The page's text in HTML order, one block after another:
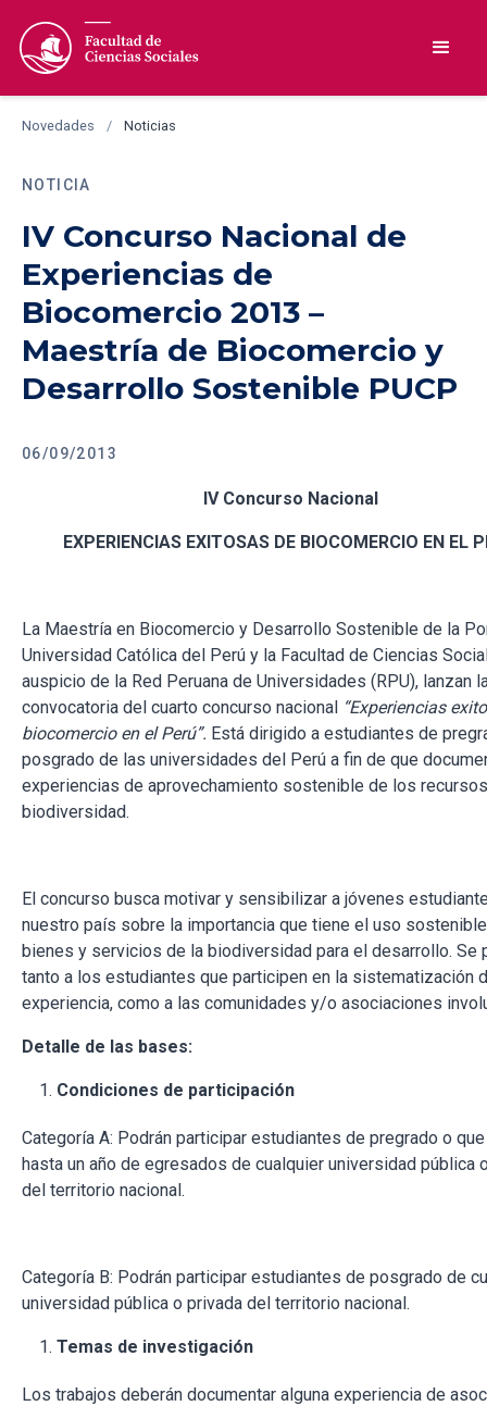
Novedades / Noticias
NOTICIA
IV Concurso Nacional de
Experiencias de
Biocomercio 2013 –
Maestría de Biocomercio y
Desarrollo Sostenible PUCP
06/09/2013
IV Concurso Nacional
EXPERIENCIAS EXITOSAS DE BIOCOMERCIO EN EL
La Maestría en Biocomercio y Desarrollo Sostenible de la
Universidad Católica del Perú y la Facultad de Ciencias
auspicio de la Red Peruana de Universidades (RPU), lanzan
convocatoria del cuarto concurso nacional “Experiencias
biocomercio en el Perú”. Está dirigido a estudiantes de
posgrado de las universidades del Perú a fin de que
experiencias de aprovechamiento sostenible de los
biodiversidad.
El concurso busca motivar y sensibilizar a jóvenes
nuestro país sobre la importancia que tiene el uso
bienes y servicios de la biodiversidad para el desarrollo. Se
tanto a los estudiantes que participen en la sistematización
experiencia, como a las comunidades y/o asociaciones
Detalle de las bases:
Condiciones de participación
Categoría A: Podrán participar estudiantes de pregrado o
hasta un año de egresados de cualquier universidad pública
del territorio nacional.
Categoría B: Podrán participar estudiantes de posgrado de
universidad pública o privada del territorio nacional.
Temas de investigación
Los trabajos deberán documentar alguna experiencia de